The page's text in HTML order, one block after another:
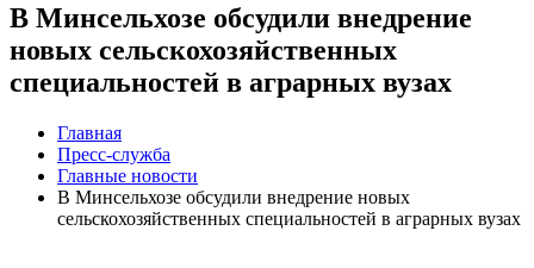
В Минсельхозе обсудили внедрение
новых сельскохозяйственных
специальностей в аграрных вузах
Главная
Пресс-служба
Главные новости
В Минсельхозе обсудили внедрение новых
сельскохозяйственных специальностей в аграрных вузах